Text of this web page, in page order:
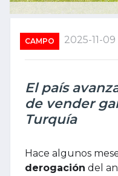
CAMPO 2025-11-
El país
de vender
Turquía
Hace algunos
derogación del